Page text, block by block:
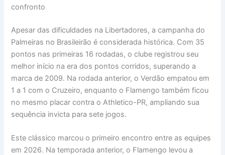
confronto
Apesar das dificuldades na Libertadores, a campanha do
Palmeiras no Brasileirão é considerada histórica. Com 35
pontos nas primeiras 16 rodadas, o clube registrou seu
melhor início na era dos pontos corridos, superando a
marca de 2009. Na rodada anterior, o Verdão empatou em
1 a 1 com o Cruzeiro, enquanto o Flamengo também ficou
no mesmo placar contra o Athletico-PR, ampliando sua
sequência invicta para sete jogos.
Este clássico marcou o primeiro encontro entre as equipes
em 2026. Na temporada anterior, o Flamengo levou a